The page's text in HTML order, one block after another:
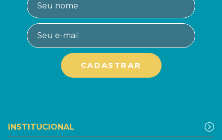
INSTITUCIONAL